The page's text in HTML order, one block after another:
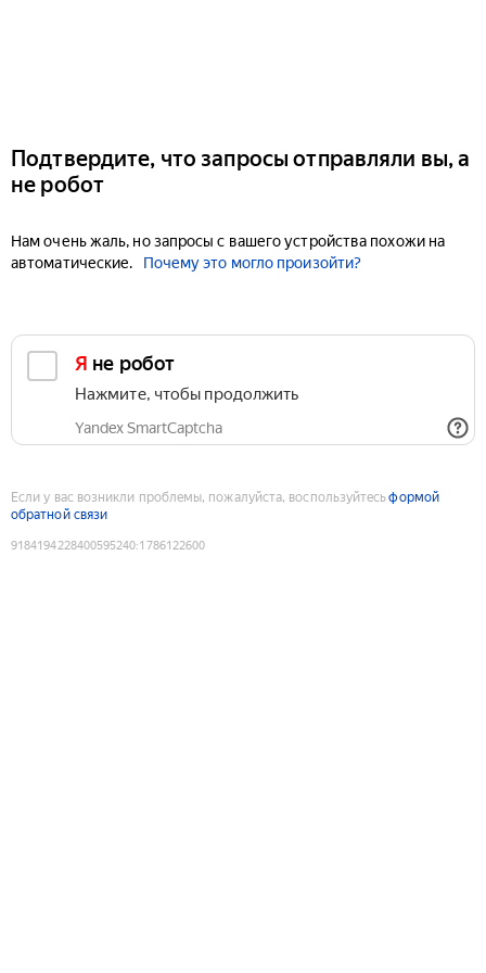
Подтвердите, что запросы отправляли вы, а
не робот
Нам очень жаль, но запросы с вашего устройства похожи на
автоматические.
Почему это могло произойти?
Я не робот
Нажмите, чтобы продолжить
Yandex SmartCaptcha
Если у вас возникли проблемы, пожалуйста, воспользуйтесьформой
обратной связи
9184194228400595240:1786122600